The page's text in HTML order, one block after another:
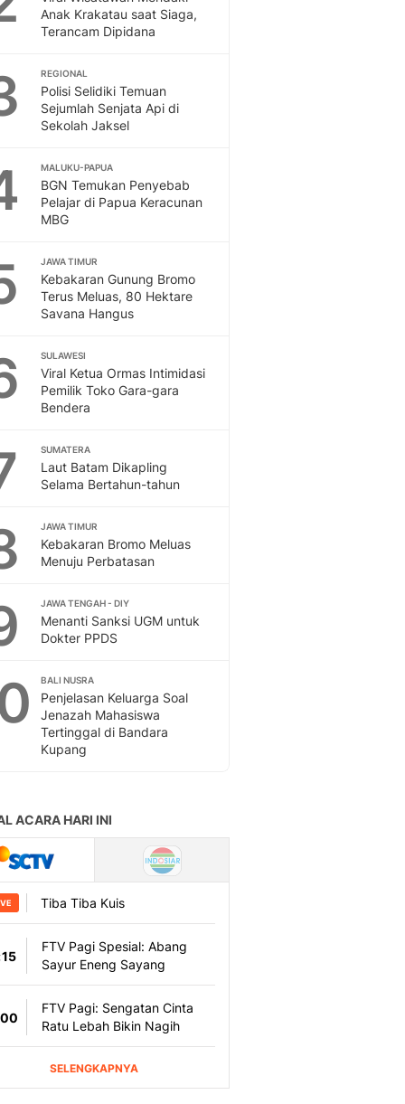
Anak Krakatau saat Siaga,
Terancam Dipidana
REGIONAL
Polisi Selidiki Temuan
Sejumlah Senjata Api di
Sekolah Jaksel
MALUKU-PAPUA
BGN Temukan Penyebab
Pelajar di Papua Keracunan
MBG
JAWA TIMUR
Kebakaran Gunung Bromo
Terus Meluas, 80 Hektare
Savana Hangus
SULAWESI
Viral Ketua Ormas Intimidasi
Pemilik Toko Gara-gara
Bendera
SUMATERA
Laut Batam Dikapling
Selama Bertahun-tahun
JAWA TIMUR
Kebakaran Bromo Meluas
Menuju Perbatasan
JAWA TENGAH - DIY
Menanti Sanksi UGM untuk
Dokter PPDS
BALI NUSRA
Penjelasan Keluarga Soal
Jenazah Mahasiswa
Tertinggal di Bandara
Kupang